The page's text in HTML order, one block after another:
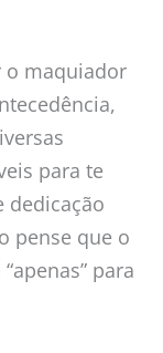
o maquiador
para te
dedicação
pense que o
para